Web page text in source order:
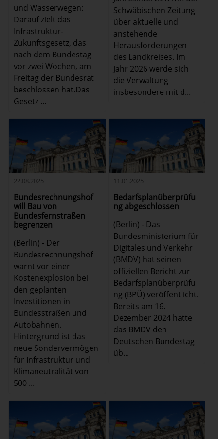
und Wasserwegen:
Darauf zielt das
Infrastruktur-
Zukunftsgesetz, das
nach dem Bundestag
vor zwei Wochen, am
Freitag der Bundesrat
beschlossen hat.Das
Gesetz ...
Schwäbischen Zeitung
über aktuelle und
anstehende
Herausforderungen
des Landkreises. Im
Jahr 2026 werde sich
die Verwaltung
insbesondere mit d...
22.08.2025
Bundesrechnungshof
will Bau von
Bundesfernstraßen
begrenzen
(Berlin) - Der
Bundesrechnungshof
warnt vor einer
Kostenexplosion bei
den geplanten
Investitionen in
Bundesstraßen und
Autobahnen.
Hintergrund ist das
neue Sondervermögen
für Infrastruktur und
Klimaneutralität von
500 ...
11.01.2025
Bedarfsplanüberprüfu
ng abgeschlossen
(Berlin) - Das
Bundesministerium für
Digitales und Verkehr
(BMDV) hat seinen
offiziellen Bericht zur
Bedarfsplanüberprüfu
ng (BPÜ) veröffentlicht.
Bereits am 16.
Dezember 2024 hatte
das BMDV den
Deutschen Bundestag
üb...